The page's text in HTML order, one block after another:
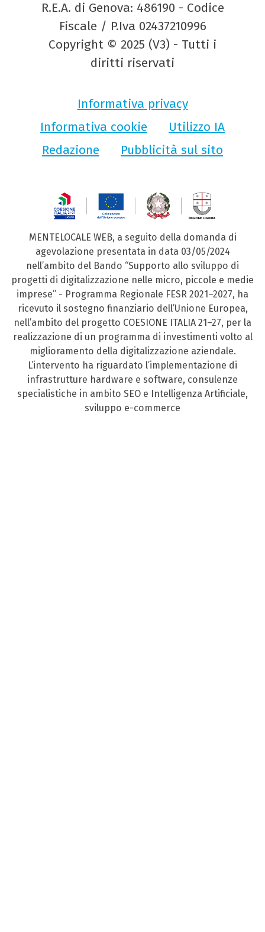
R.E.A. di Genova: 486190 - Codice
Fiscale / P.Iva 02437210996
Copyright © 2025 (V3) - Tutti i
diritti riservati
Informativa privacy
Informativa cookie
Utilizzo IA
Redazione
Pubblicità sul sito
MENTELOCALE WEB, a seguito della domanda di
agevolazione presentata in data 03/05/2024
nell’ambito del Bando “Supporto allo sviluppo di
progetti di digitalizzazione nelle micro, piccole e medie
imprese” - Programma Regionale FESR 2021–2027, ha
ricevuto il sostegno finanziario dell’Unione Europea,
nell’ambito del progetto COESIONE ITALIA 21–27, per la
realizzazione di un programma di investimenti volto al
miglioramento della digitalizzazione aziendale.
L’intervento ha riguardato l’implementazione di
infrastrutture hardware e software, consulenze
specialistiche in ambito SEO e Intelligenza Artificiale,
sviluppo e-commerce